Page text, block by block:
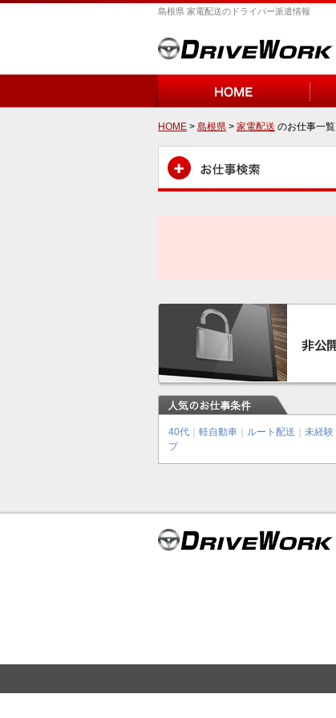
島根県 家電配送のドライバー派遣情報
HOME > 島根県 > 家電配送 のお仕事一覧
40代 軽自動車 ルート配送 未経験
プ